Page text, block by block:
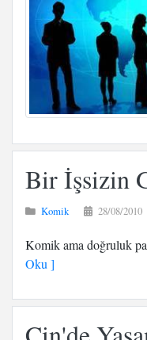
Bir İşsizin
Komik 28/08/2010
Komik ama doğruluk
Oku ]